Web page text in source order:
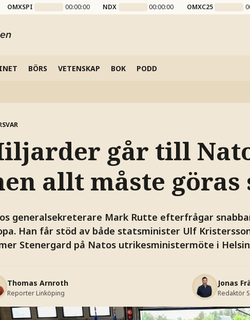
OMXSPI 00:00:00 NDX 00:00:00 OMXC25
BÖRS VETENSKAP BOK PODD
går till
allt måste
generalsekreterare Mark Rutte efterfrågar
Han får stöd av både statsminister Ulf
Stenergard på Natos utrikesministermöte i
Thomas Arnroth
Reporter Linköping
Jonas
Redaktör